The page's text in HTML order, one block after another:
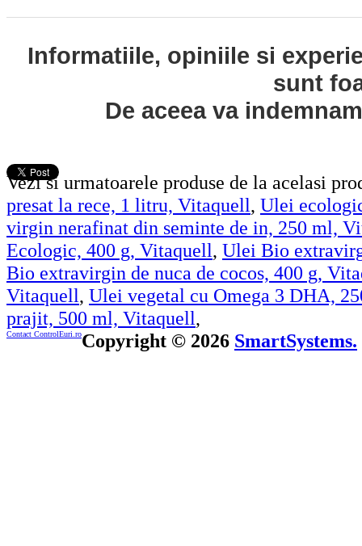
Informatiile, opiniile si
sunt
De aceea va
Vezi si urmatoarele produse de la acelasi
presat la rece, 1 litru, Vitaquell, Ulei
virgin nerafinat din seminte de in, 250 ml,
Ecologic, 400 g, Vitaquell, Ulei Bio
Bio extravirgin de nuca de cocos, 400 g,
Vitaquell, Ulei vegetal cu Omega 3 DHA,
prajit, 500 ml, Vitaquell,
Contact ControlEuri.roCopyright © 2026 SmartSystems.